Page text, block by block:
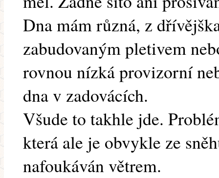
Dna mám různá, z
zabudovaným pletivem
rovnou nízká provizorní
dna v zadovácích.
Všude to takhle jde.
která ale je obvykle ze
nafoukáván větrem.